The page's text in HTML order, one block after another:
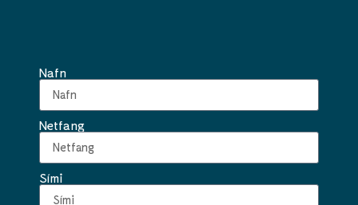
Nafn
Netfang
Sími